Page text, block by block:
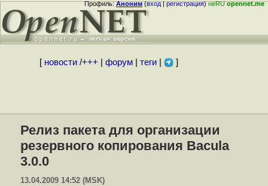
Профиль:Аноним(вход|регистрация)неRUopennet.me
[ новости/+++ форум| теги| ]
Релиз пакета для организации
резервного копирования Bacula
3.0.0
13.04.2009 14:52 (MSK)